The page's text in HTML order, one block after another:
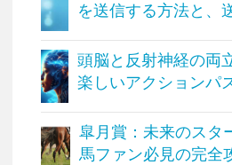
を送信する方法と、
頭脳と反射神経の
楽しいアクションパ
皐月賞：未来のスタ
馬ファン必見の完全